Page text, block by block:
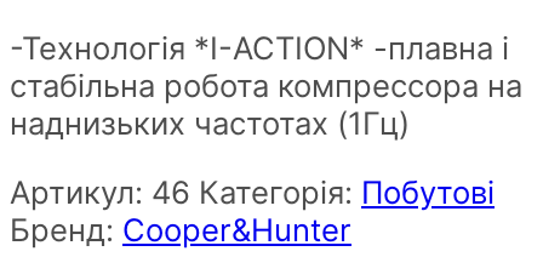
-Технологія *I-ACTION* -плавна і
стабільна робота компрессора на
наднизьких частотах (1Гц)
Артикул: 46 Категорія: Побутові
Бренд: Cooper&Hunter